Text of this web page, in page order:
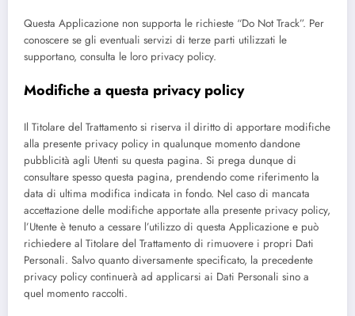
Questa Applicazione non supporta le richieste “Do Not Track”. Per
conoscere se gli eventuali servizi di terze parti utilizzati le
supportano, consulta le loro privacy policy.
Modifiche a questa privacy policy
Il Titolare del Trattamento si riserva il diritto di apportare modifiche
alla presente privacy policy in qualunque momento dandone
pubblicità agli Utenti su questa pagina. Si prega dunque di
consultare spesso questa pagina, prendendo come riferimento la
data di ultima modifica indicata in fondo. Nel caso di mancata
accettazione delle modifiche apportate alla presente privacy policy,
l’Utente è tenuto a cessare l’utilizzo di questa Applicazione e può
richiedere al Titolare del Trattamento di rimuovere i propri Dati
Personali. Salvo quanto diversamente specificato, la precedente
privacy policy continuerà ad applicarsi ai Dati Personali sino a
quel momento raccolti.